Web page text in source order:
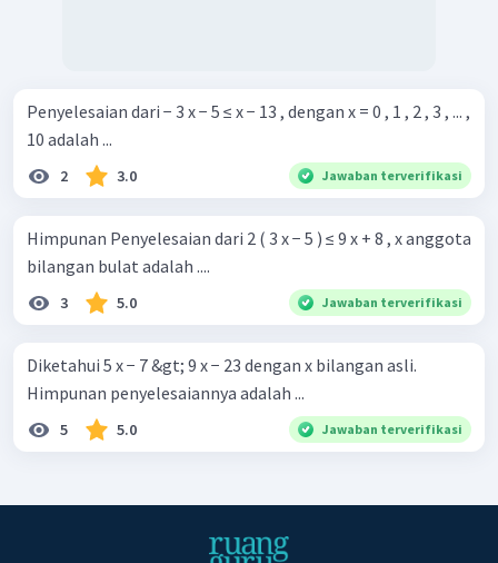
Penyelesaian dari − 3 x − 5 ≤ x − 13 , dengan x = 0 , 1 , 2 , 3 , ... ,
10 adalah ...
2 3.0 Jawaban terverifikasi
Himpunan Penyelesaian dari 2 ( 3 x − 5 ) ≤ 9 x + 8 , x anggota
bilangan bulat adalah ....
3 5.0 Jawaban terverifikasi
Diketahui 5 x − 7 &gt; 9 x − 23 dengan x bilangan asli.
Himpunan penyelesaiannya adalah ...
5 5.0 Jawaban terverifikasi